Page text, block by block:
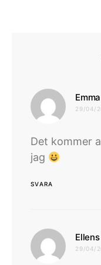
29/04/
Det kommer
jag
SVARA
29/04/